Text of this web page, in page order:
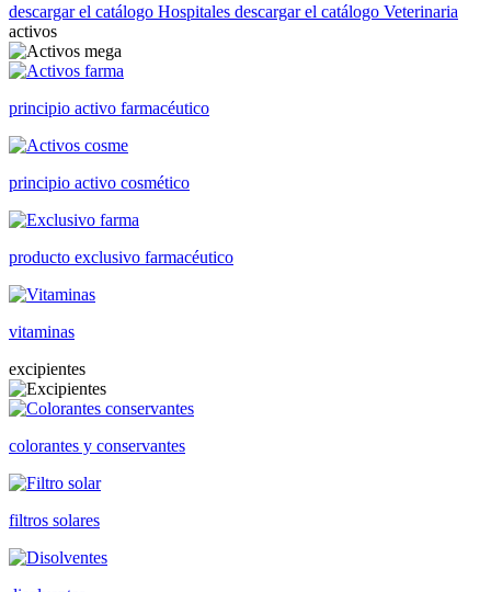
descargar el catálogo Hospitales descargar el catálogo Veterinaria
activos
principio activo farmacéutico
principio activo cosmético
producto exclusivo farmacéutico
vitaminas
excipientes
colorantes y conservantes
filtros solares